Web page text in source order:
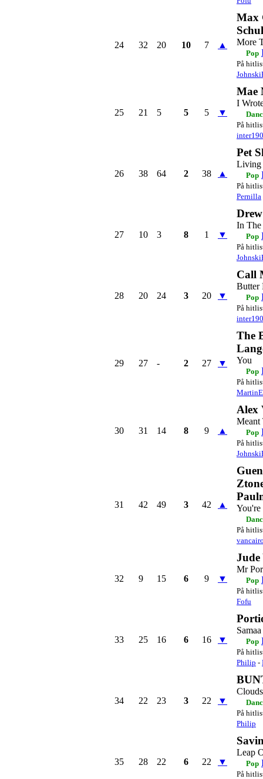
24 32 20 10 7 ▲
Max
More
Pop
På
25 21 5 5 5 ▼
Mae
I
På
26 38 64 2 38 ▲
Pet
Living
Pop
På
Pernilla
27 10 3 8 1 ▼
In
Pop
På
28 20 24 3 20 ▼
Call
Butter
Pop
På
29 27 - 2 27 ▼
The
You
Pop
På
30 31 14 8 9 ▲
Alex
Meant
Pop
På
31 42 49 3 42 ▲
På
32 9 15 6 9 ▼
Mr
Pop
På
Fofu
33 25 16 6 16 ▼ Pop
På
Philip -
34 22 23 3 22 ▼
Clouds
På
Philip
35 28 22 6 22 ▼
Leap
Pop
På